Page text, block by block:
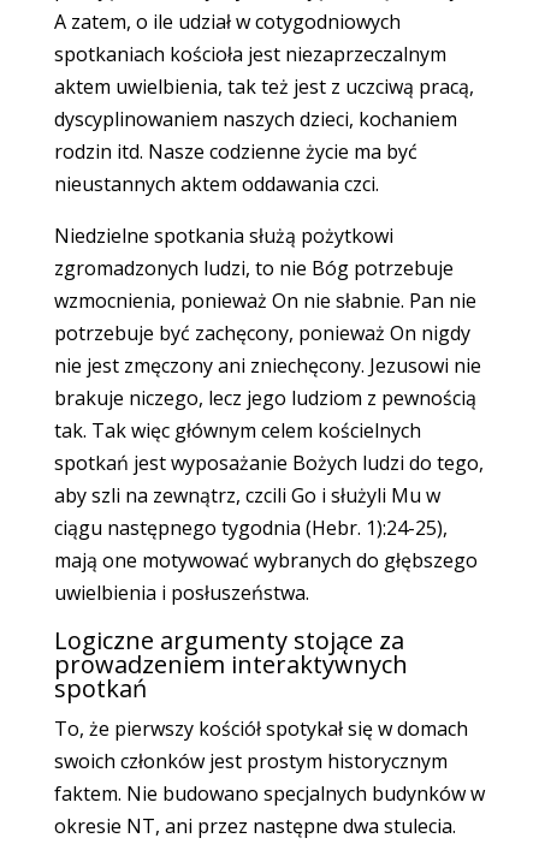
A zatem, o ile udział w cotygodniowych
spotkaniach kościoła jest niezaprzeczalnym
aktem uwielbienia, tak też jest z uczciwą pracą,
dyscyplinowaniem naszych dzieci, kochaniem
rodzin itd. Nasze codzienne życie ma być
nieustannych aktem oddawania czci.
Niedzielne spotkania służą pożytkowi
zgromadzonych ludzi, to nie Bóg potrzebuje
wzmocnienia, ponieważ On nie słabnie. Pan nie
potrzebuje być zachęcony, ponieważ On nigdy
nie jest zmęczony ani zniechęcony. Jezusowi nie
brakuje niczego, lecz jego ludziom z pewnością
tak. Tak więc głównym celem kościelnych
spotkań jest wyposażanie Bożych ludzi do tego,
aby szli na zewnątrz, czcili Go i służyli Mu w
ciągu następnego tygodnia (Hebr. 1):24-25),
mają one motywować wybranych do głębszego
uwielbienia i posłuszeństwa.
Logiczne argumenty stojące za
prowadzeniem interaktywnych
spotkań
To, że pierwszy kościół spotykał się w domach
swoich członków jest prostym historycznym
faktem. Nie budowano specjalnych budynków w
okresie NT, ani przez następne dwa stulecia.